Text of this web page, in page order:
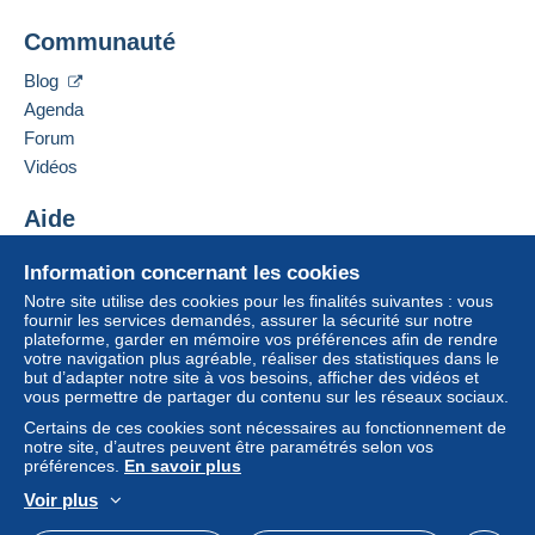
achats : A payer
Un paiement ne passant pas par
paiement integré au site
vendeur à l’acheteur. Un achat non payé peut
entraîner des conséquences au niveau du compte
Si les conditions de vente du vendeur comportent
considérer comme nulles et non avenues. Les
conditions de paiement du site Delcampe, telles
que définies dans lesconditions d’utilisation , sont
les seules applicables.
Les achats doivent être payés dans les 14 jours
vendeur.
Garantie :
Droit de rétractation
l’acheteur.
Nachbarsweg 103
45481
Information concernant les cookies
Notre site utilise des cookies pour les finalités suivantes : vous
fournir les services demandés, assurer la sécurité sur notre
plateforme, garder en mémoire vos préférences afin de rendre
votre navigation plus agréable, réaliser des statistiques dans le
but d’adapter notre site à vos besoins, afficher des vidéos et
vous permettre de partager du contenu sur les réseaux sociaux.
Certains de ces cookies sont nécessaires au fonctionnement de
notre site, d’autres peuvent être paramétrés selon vos
préférences. En savoir plus
Voir plus
Communauté
Blog
Agenda
Forum
Vidéos
Aide
Acheter sur Delcampe
Vendre sur Delcampe
Un site sécurisé